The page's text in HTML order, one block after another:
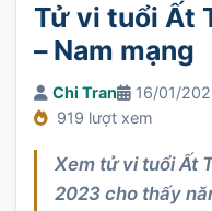
Tử vi tuổi Ất
– Nam mạng
Chi Tran 16/01/
919 lượt xem
Xem tử vi tuổi Ất
2023 cho thấy